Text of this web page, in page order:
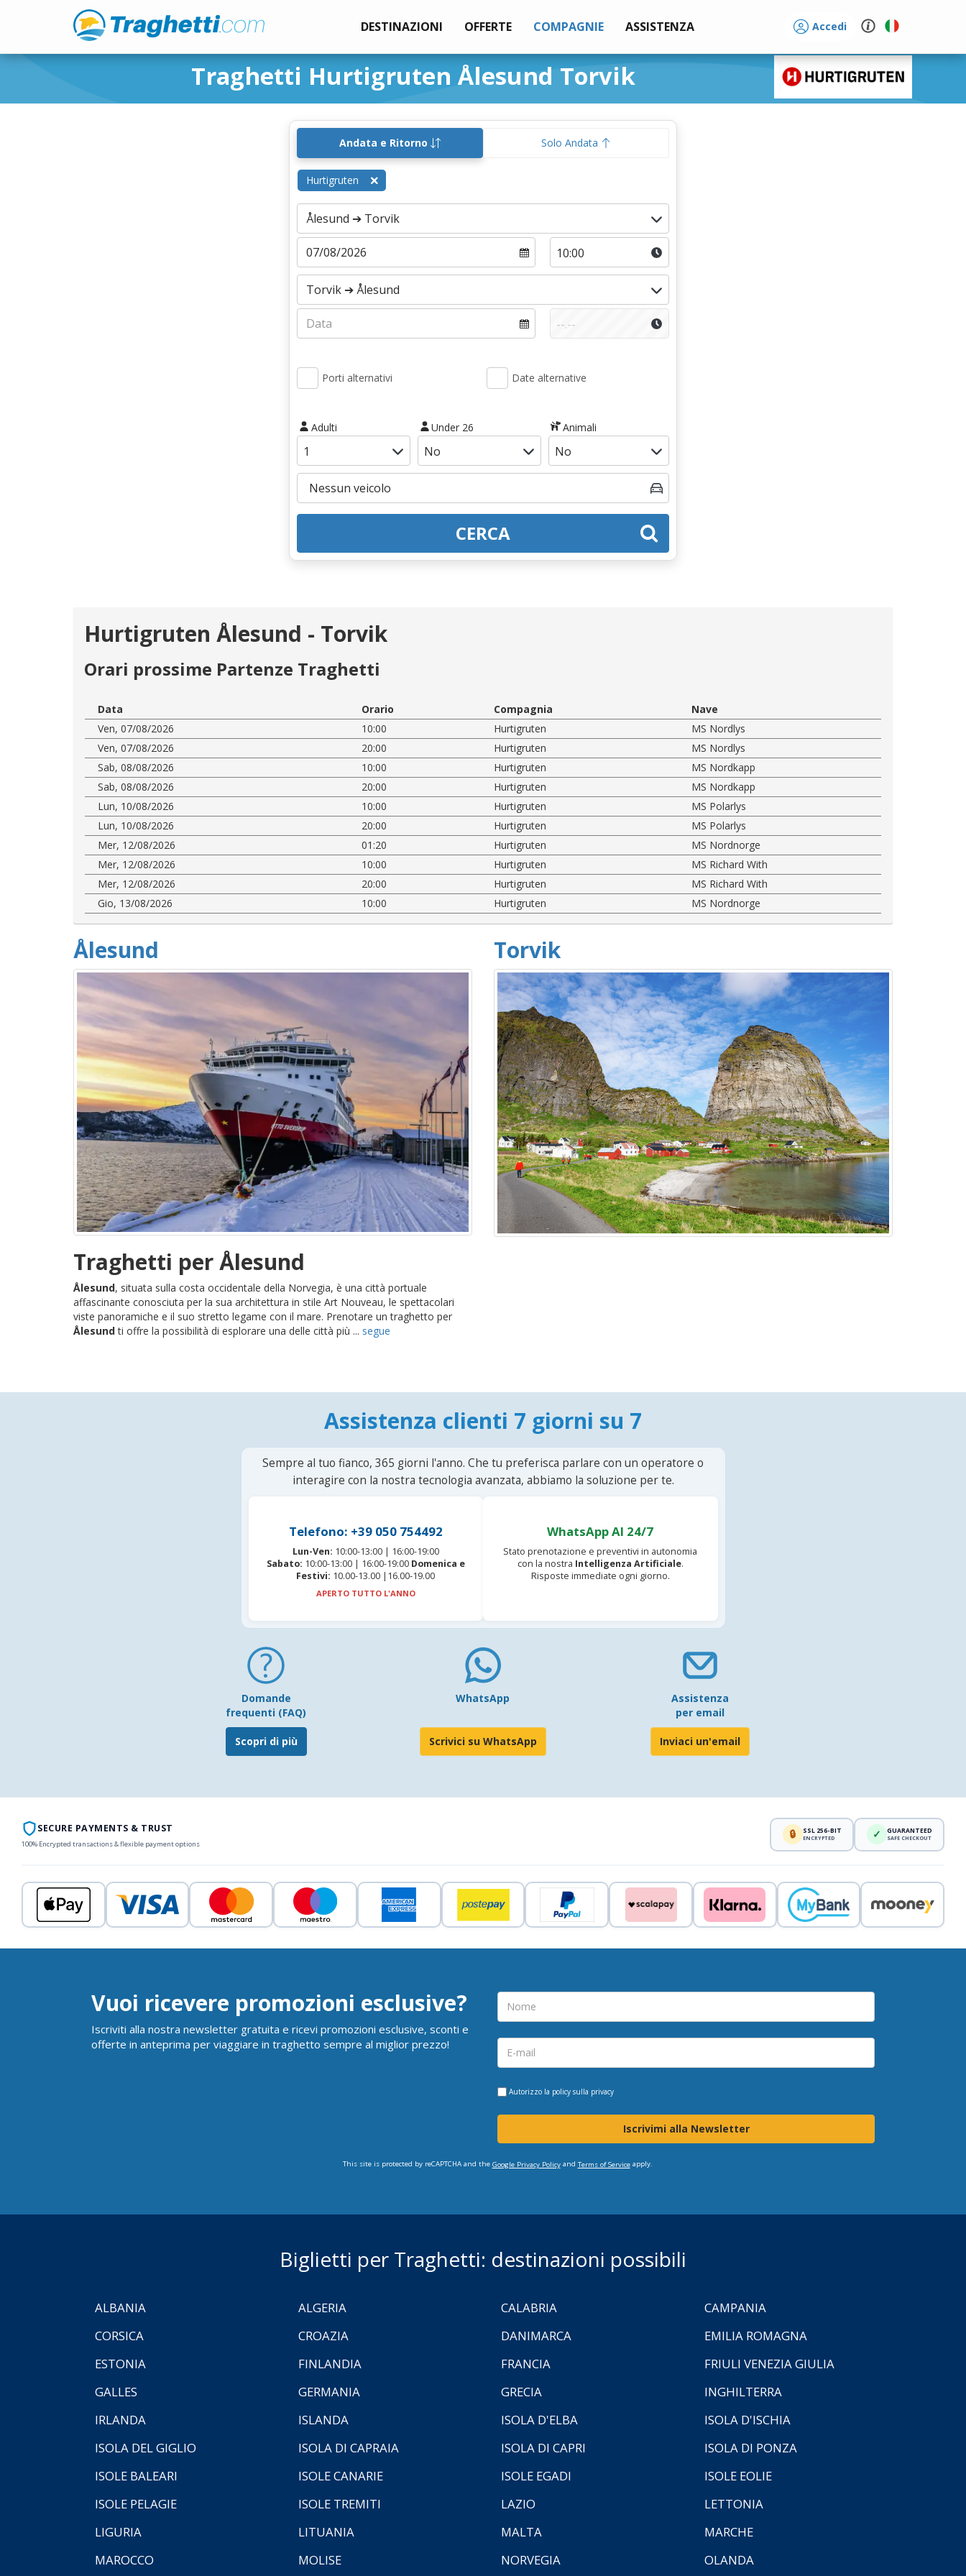
DESTINAZIONI OFFERTE COMPAGNIE ASSISTENZA Accedi
Traghetti Hurtigruten Ålesund Torvik
Andata e Ritorno Solo Andata
Hurtigruten
Porti alternativi Date alternative
Adulti Under 26 Animali
CERCA
Hurtigruten Ålesund - Torvik
Orari prossime Partenze Traghetti
Data Orario Compagnia
Nave
Ven, 07/08/2026
10:00 Hurtigruten
MS Nordlys
Ven, 07/08/2026
20:00 Hurtigruten
MS Nordlys
Sab, 08/08/2026
10:00 Hurtigruten
MS Nordkapp
Sab, 08/08/2026
20:00 Hurtigruten
MS Nordkapp
Lun, 10/08/2026
10:00 Hurtigruten
MS Polarlys
Lun, 10/08/2026
20:00 Hurtigruten
MS Polarlys
Mer, 12/08/2026
01:20 Hurtigruten
MS Nordnorge
Mer, 12/08/2026
10:00 Hurtigruten
MS Richard With
Mer, 12/08/2026
20:00 Hurtigruten
MS Richard With
Gio, 13/08/2026
10:00 Hurtigruten MS Nordnorge
Ålesund
Traghetti per Ålesund
Ålesund, situata sulla costa occidentale della Norvegia, è una città portuale
affascinante conosciuta per la sua architettura in stile Art Nouveau, le spettacolari
viste panoramiche e il suo stretto legame con il mare. Prenotare un traghetto per
Ålesundti offre la possibilità di esplorare una delle città più ... segue
Torvik
Assistenza clienti 7 giorni su 7
Sempre al tuo fianco, 365 giorni l'anno. Che tu preferisca parlare con un operatore o
interagire con la nostra tecnologia avanzata, abbiamo la soluzione per te.
Telefono: +39 050 754492
Lun-Ven: 10:00-13:00 | 16:00-19:00
Sabato: 10:00-13:00 | 16:00-19:00 Domenica e
Festivi: 10.00-13.00 |16.00-19.00
APERTO TUTTO L'ANNO
WhatsApp AI 24/7
Stato prenotazione e preventivi in autonomia
con la nostra Intelligenza Artificiale.
Risposte immediate ogni giorno.
Domande
frequenti (FAQ)
Scopri di più
WhatsApp
Scrivici su WhatsApp
Assistenza
per email
Inviaci un'email
SECURE PAYMENTS & TRUST
100% Encrypted transactions & flexible payment options
🔒 SSL 256-BIT
ENCRYPTED ✓ GUARANTEED
SAFE CHECKOUT
Vuoi ricevere promozioni esclusive?
Iscriviti alla nostra newsletter gratuita e ricevi promozioni esclusive, sconti e
offerte in anteprima per viaggiare in traghetto sempre al miglior prezzo!
Autorizzo la policy sulla privacy
Iscrivimi alla Newsletter
This site is protected by reCAPTCHA and the Google Privacy Policyand Terms of Serviceapply.
Biglietti per Traghetti: destinazioni possibili
ALBANIA ALGERIA CALABRIA
CAMPANIA
CORSICA
CROAZIA DANIMARCA
EMILIA ROMAGNA
ESTONIA
FINLANDIA FRANCIA
FRIULI VENEZIA GIULIA
GALLES
GERMANIA GRECIA
INGHILTERRA
IRLANDA
ISLANDA ISOLA D'ELBA
ISOLA D'ISCHIA
ISOLA DEL GIGLIO
ISOLA DI CAPRAIA ISOLA DI CAPRI
ISOLA DI PONZA
ISOLE BALEARI
ISOLE CANARIE ISOLE EGADI
ISOLE EOLIE
ISOLE PELAGIE
ISOLE TREMITI LAZIO
LETTONIA
LIGURIA
LITUANIA MALTA
MARCHE
MAROCCO
MOLISE NORVEGIA OLANDA